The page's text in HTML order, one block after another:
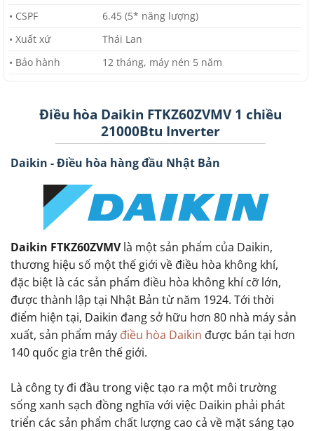
• CSPF
6.45 (5* năng lượng)
• Xuất xứ
Thái Lan
• Bảo hành
12 tháng, máy nén 5 năm
Điều hòa Daikin FTKZ60ZVMV 1 chiều
21000Btu Inverter
Daikin - Điều hòa hàng đầu Nhật Bản
Daikin FTKZ60ZVMVlà một sản phẩm của Daikin,
thương hiệu số một thế giới về điều hòa không khí,
đặc biệt là các sản phẩm điều hòa không khí cỡ lớn,
được thành lập tại Nhật Bản từ năm 1924. Tới thời
điểm hiện tại, Daikin đang sở hữu hơn 80 nhà máy sản
xuất, sản phẩm máy điều hòa Daikin được bán tại hơn
140 quốc gia trên thế giới.
Là công ty đi đầu trong việc tạo ra một môi trường
sống xanh sạch đồng nghĩa với việc Daikin phải phát
triển các sản phẩm chất lượng cao cả về mặt sáng tạo